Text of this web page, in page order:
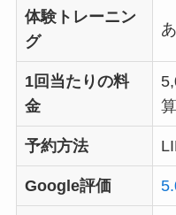
体験トレーニン
グ
1回当たりの料
金
算
予約方法
Google評価